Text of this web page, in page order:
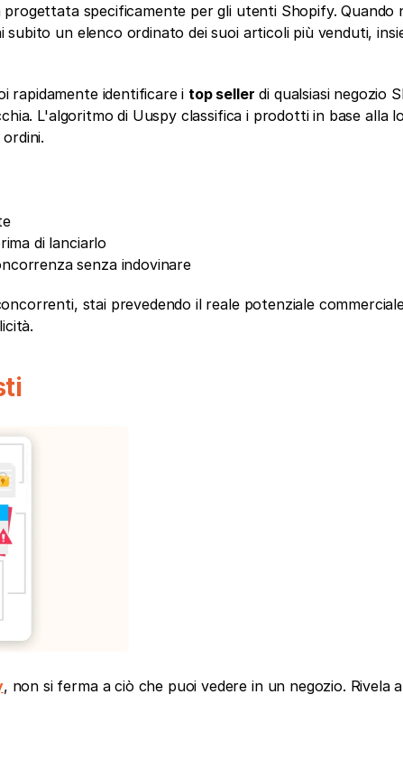
specificamente per gli utenti Shopify. Quando
un elenco ordinato dei suoi articoli più venduti,
rapidamente identificare i top seller di qualsiasi negozio
L'algoritmo di Uuspy classifica i prodotti in base alla
di lanciarlo
senza indovinare
stai prevedendo il reale potenziale
, non si ferma a ciò che puoi vedere in un negozio. Rivela